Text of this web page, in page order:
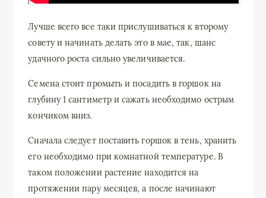
Лучше всего все таки прислушиваться к второму
совету и начинать делать это в мае, так, шанс
удачного роста сильно увеличивается.
Семена стоит промыть и посадить в горшок на
глубину 1 сантиметр и сажать необходимо острым
кончиком вниз.
Сначала следует поставить горшок в тень, хранить
его необходимо при комнатной температуре. В
таком положении растение находится на
протяжении пару месяцев, а после начинают